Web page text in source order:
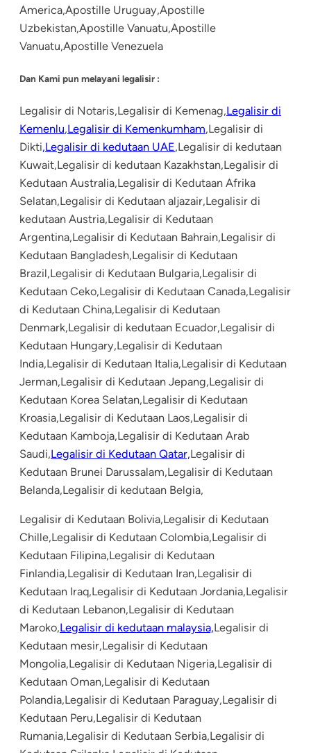
America,Apostille Uruguay,Apostille
Uzbekistan,Apostille Vanuatu,Apostille
Vanuatu,Apostille Venezuela
Dan Kami pun melayani legalisir :
Legalisir di Notaris,Legalisir di Kemenag,Legalisir di
Kemenlu,Legalisir di Kemenkumham,Legalisir di
Dikti,Legalisir di kedutaan UAE,Legalisir di kedutaan
Kuwait,Legalisir di kedutaan Kazakhstan,Legalisir di
Kedutaan Australia,Legalisir di Kedutaan Afrika
Selatan,Legalisir di Kedutaan aljazair,Legalisir di
kedutaan Austria,Legalisir di Kedutaan
Argentina,Legalisir di Kedutaan Bahrain,Legalisir di
Kedutaan Bangladesh,Legalisir di Kedutaan
Brazil,Legalisir di Kedutaan Bulgaria,Legalisir di
Kedutaan Ceko,Legalisir di Kedutaan Canada,Legalisir
di Kedutaan China,Legalisir di Kedutaan
Denmark,Legalisir di kedutaan Ecuador,Legalisir di
Kedutaan Hungary,Legalisir di Kedutaan
India,Legalisir di Kedutaan Italia,Legalisir di Kedutaan
Jerman,Legalisir di Kedutaan Jepang,Legalisir di
Kedutaan Korea Selatan,Legalisir di Kedutaan
Kroasia,Legalisir di Kedutaan Laos,Legalisir di
Kedutaan Kamboja,Legalisir di Kedutaan Arab
Saudi,Legalisir di Kedutaan Qatar,Legalisir di
Kedutaan Brunei Darussalam,Legalisir di Kedutaan
Belanda,Legalisir di kedutaan Belgia,
Legalisir di Kedutaan Bolivia,Legalisir di Kedutaan
Chille,Legalisir di Kedutaan Colombia,Legalisir di
Kedutaan Filipina,Legalisir di Kedutaan
Finlandia,Legalisir di Kedutaan Iran,Legalisir di
Kedutaan Iraq,Legalisir di Kedutaan Jordania,Legalisir
di Kedutaan Lebanon,Legalisir di Kedutaan
Maroko,Legalisir di kedutaan malaysia,Legalisir di
Kedutaan mesir,Legalisir di Kedutaan
Mongolia,Legalisir di Kedutaan Nigeria,Legalisir di
Kedutaan Oman,Legalisir di Kedutaan
Polandia,Legalisir di Kedutaan Paraguay,Legalisir di
Kedutaan Peru,Legalisir di Kedutaan
Rumania,Legalisir di Kedutaan Serbia,Legalisir di